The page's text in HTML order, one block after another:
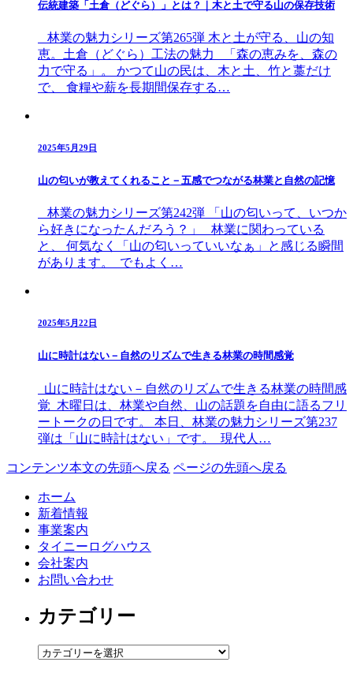
伝統建築「土倉（どぐら）」とは？｜木と土で守る山の保存技術
林業の魅力シリーズ第265弾 木と土が守る、山の知
恵。土倉（どぐら）工法の魅力 「森の恵みを、森の
力で守る」。 かつて山の民は、木と土、竹と藁だけ
で、 食糧や薪を長期間保存する…
2025年5月29日
山の匂いが教えてくれること－五感でつながる林業と自然の記憶
林業の魅力シリーズ第242弾 「山の匂いって、いつか
ら好きになったんだろう？」 林業に関わっている
と、 何気なく「山の匂いっていいなぁ」と感じる瞬間
があります。 でもよく…
2025年5月22日
山に時計はない－自然のリズムで生きる林業の時間感覚
山に時計はない－自然のリズムで生きる林業の時間感
覚 木曜日は、林業や自然、山の話題を自由に語るフリ
ートークの日です。 本日、林業の魅力シリーズ第237
弾は「山に時計はない」です。 現代人…
コンテンツ本文の先頭へ戻る ページの先頭へ戻る
ホーム
新着情報
事業案内
タイニーログハウス
会社案内
お問い合わせ
カテゴリー
カ